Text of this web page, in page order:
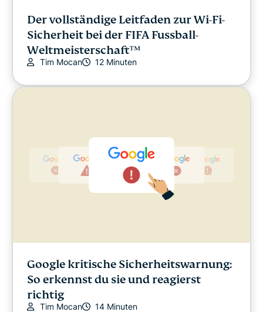
Der vollständige Leitfaden zur Wi-Fi-
Sicherheit bei der FIFA Fussball-
Weltmeisterschaft™
Tim Mocan 12 Minuten
Google kritische Sicherheitswarnung:
So erkennst du sie und reagierst
richtig
Tim Mocan 14 Minuten